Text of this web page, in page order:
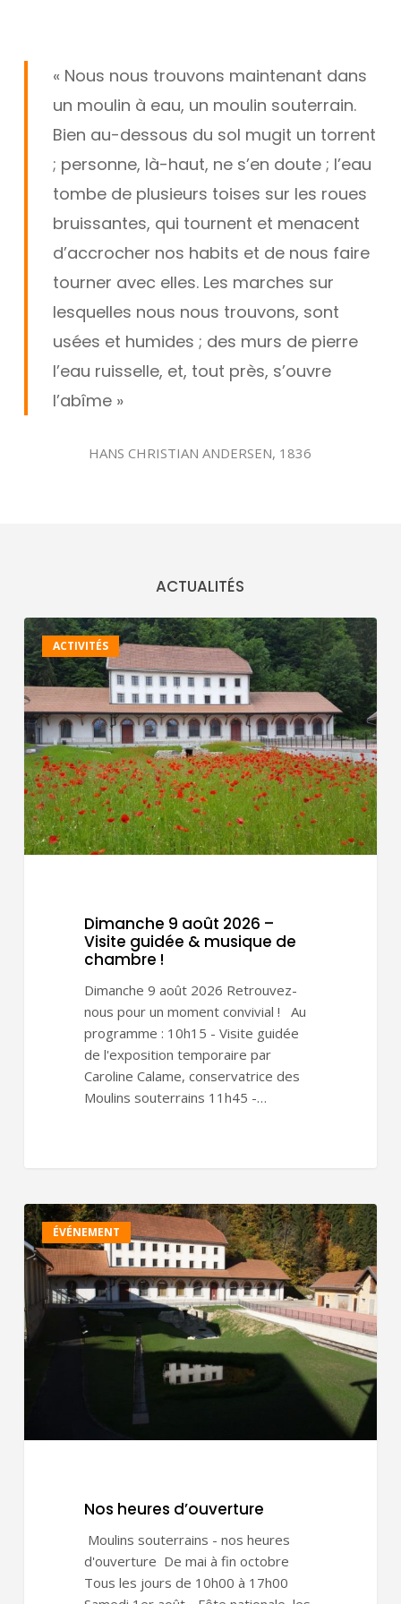
« Nous nous trouvons maintenant dans
un moulin à eau, un moulin souterrain.
Bien au-dessous du sol mugit un torrent
; personne, là-haut, ne s’en doute ; l’eau
tombe de plusieurs toises sur les roues
bruissantes, qui tournent et menacent
d’accrocher nos habits et de nous faire
tourner avec elles. Les marches sur
lesquelles nous nous trouvons, sont
usées et humides ; des murs de pierre
l’eau ruisselle, et, tout près, s’ouvre
l’abîme »
HANS CHRISTIAN ANDERSEN, 1836
ACTUALITÉS
ACTIVITÉS
Dimanche
9
août
2026
–
Visite
guidée
&
musique
de
chambre
Dimanche 9 août 2026 –
Visite guidée & musique de
chambre !
Dimanche 9 août 2026 Retrouvez-
nous pour un moment convivial ! Au
programme : 10h15 - Visite guidée
de l'exposition temporaire par
Caroline Calame, conservatrice des
Moulins souterrains 11h45 -…
ÉVÉNEMENT
Nos
heures
d’ouverture
Nos heures d’ouverture
Moulins souterrains - nos heures
d'ouverture De mai à fin octobre
Tous les jours de 10h00 à 17h00